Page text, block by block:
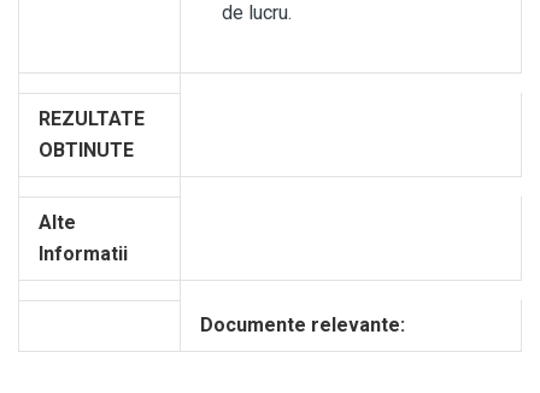
de lucru.
REZULTATE
OBTINUTE
Alte
Informatii
Documente relevante: